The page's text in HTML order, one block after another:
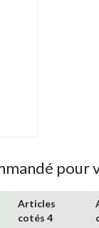
pour
Articles
cotés 4